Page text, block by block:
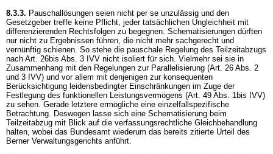
8.3.3. Pauschallösungen seien nicht per se unzulässig und den
Gesetzgeber treffe keine Pflicht, jeder tatsächlichen Ungleichheit mit
differenzierenden Rechtsfolgen zu begegnen. Schematisierungen dürften
nur nicht zu Ergebnissen führen, die nicht mehr sachgerecht und
vernünftig schienen. So stehe die pauschale Regelung des Teilzeitabzugs
nach Art. 26bis Abs. 3 IVV nicht isoliert für sich. Vielmehr sei sie in
Zusammenhang mit den Regelungen zur Parallelisierung (Art. 26 Abs. 2
und 3 IVV) und vor allem mit denjenigen zur konsequenten
Berücksichtigung leidensbedingter Einschränkungen im Zuge der
Festlegung des funktionellen Leistungsvermögens (Art. 49 Abs. 1bis IVV)
zu sehen. Gerade letztere ermögliche eine einzelfallspezifische
Betrachtung. Deswegen lasse sich eine Schematisierung beim
Teilzeitabzug mit Blick auf die verfassungsrechtliche Gleichbehandlung
halten, wobei das Bundesamt wiederum das bereits zitierte Urteil des
Berner Verwaltungsgerichts anführt.